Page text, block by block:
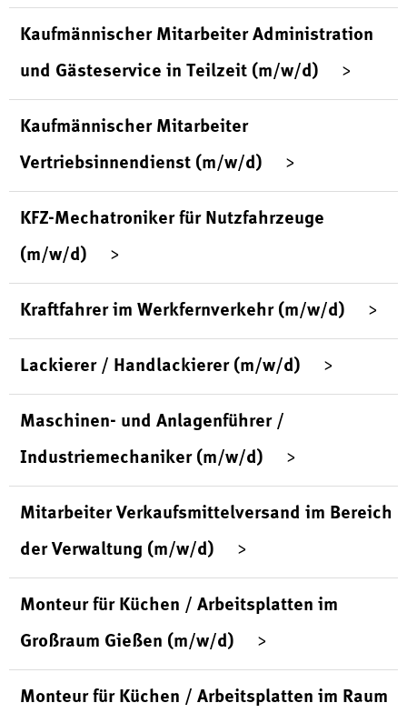
Kaufmännischer Mitarbeiter Administration
und Gästeservice in Teilzeit (m/w/d)
Kaufmännischer Mitarbeiter
Vertriebsinnendienst (m/w/d)
KFZ-Mechatroniker für Nutzfahrzeuge
(m/w/d)
Kraftfahrer im Werkfernverkehr (m/w/d)
Lackierer / Handlackierer (m/w/d)
Maschinen- und Anlagenführer /
Industriemechaniker (m/w/d)
Mitarbeiter Verkaufsmittelversand im Bereich
der Verwaltung (m/w/d)
Monteur für Küchen / Arbeitsplatten im
Großraum Gießen (m/w/d)
Monteur für Küchen / Arbeitsplatten im Raum